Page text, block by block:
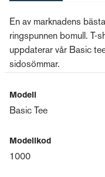
En av marknadens
ringspunnen bomull. T-
uppdaterar vår Basic
sidosömmar.
Modell
Basic Tee
Modellkod
1000